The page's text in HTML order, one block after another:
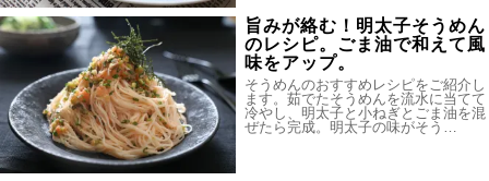
旨みが絡む！明太子そうめん
のレシピ。ごま油で和えて風
味をアップ。
そうめんのおすすめレシピをご紹介し
ます。茹でたそうめんを流水に当てて
冷やし、明太子と小ねぎとごま油を混
ぜたら完成。明太子の味がそう…